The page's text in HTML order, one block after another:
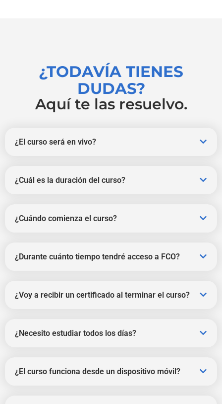
¿TODAVÍA TIENES
DUDAS?
Aquí te las resuelvo.
¿El curso será en vivo?
¿Cuál es la duración del curso?
¿Cuándo comienza el curso?
¿Durante cuánto tiempo tendré acceso a FCO?
¿Voy a recibir un certificado al terminar el curso?
¿Necesito estudiar todos los días?
¿El curso funciona desde un dispositivo móvil?